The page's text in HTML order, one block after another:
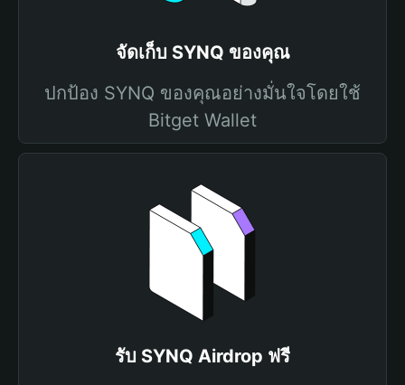
จัดเก็บ SYNQ ของคุณ
ปกป้อง SYNQ ของคุณอย่างมั่นใจโดยใช้
Bitget Wallet
รับ SYNQ Airdrop ฟรี